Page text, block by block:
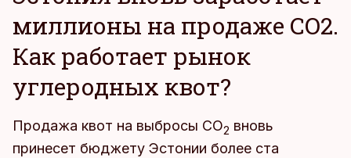
миллионы на продаже CO2.
Как работает рынок
углеродных квот?
Продажа квот на выбросы СО2 вновь
принесет бюджету Эстонии более ста